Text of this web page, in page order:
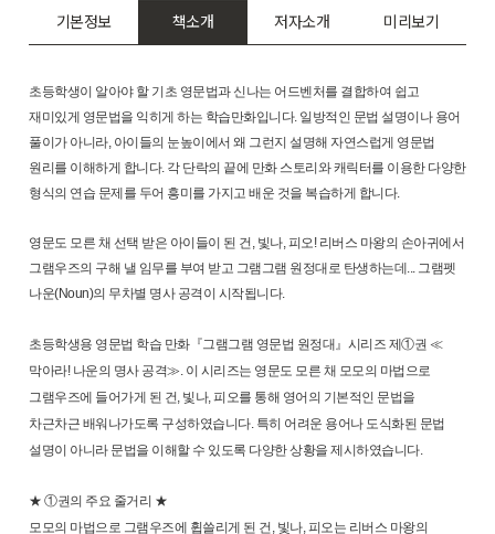
기본정보 책소개 저자소개 미리보기
초등학생이 알아야 할 기초 영문법과 신나는 어드벤처를 결합하여 쉽고
재미있게 영문법을 익히게 하는 학습만화입니다. 일방적인 문법 설명이나 용어
풀이가 아니라, 아이들의 눈높이에서 왜 그런지 설명해 자연스럽게 영문법
원리를 이해하게 합니다. 각 단락의 끝에 만화 스토리와 캐릭터를 이용한 다양한
형식의 연습 문제를 두어 흥미를 가지고 배운 것을 복습하게 합니다.
영문도 모른 채 선택 받은 아이들이 된 건, 빛나, 피오! 리버스 마왕의 손아귀에서
그램우즈의 구해 낼 임무를 부여 받고 그램그램 원정대로 탄생하는데... 그램펫
나운(Noun)의 무차별 명사 공격이 시작됩니다.
초등학생용 영문법 학습 만화『그램그램 영문법 원정대』시리즈 제①권 ≪
막아라! 나운의 명사 공격≫. 이 시리즈는 영문도 모른 채 모모의 마법으로
그램우즈에 들어가게 된 건, 빛나, 피오를 통해 영어의 기본적인 문법을
차근차근 배워나가도록 구성하였습니다. 특히 어려운 용어나 도식화된 문법
설명이 아니라 문법을 이해할 수 있도록 다양한 상황을 제시하였습니다.
★ ①권의 주요 줄거리 ★
모모의 마법으로 그램우즈에 휩쓸리게 된 건, 빛나, 피오는 리버스 마왕의